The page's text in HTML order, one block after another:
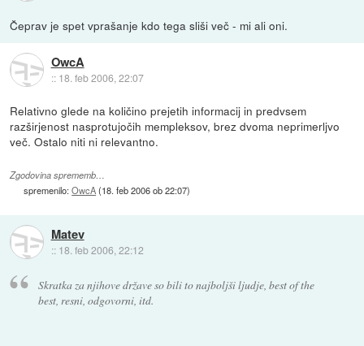
Čeprav je spet vprašanje kdo tega sliši več - mi ali oni.
OwcA
:: 18. feb 2006, 22:07
Relativno glede na količino prejetih informacij in predvsem
razširjenost nasprotujočih mempleksov, brez dvoma neprimerljvo
več. Ostalo niti ni relevantno.
Zgodovina sprememb…
spremenilo:OwcA(18. feb 2006 ob 22:07)
Matev
:: 18. feb 2006, 22:12
Skratka za njihove države so bili to najboljši ljudje, best of the
best, resni, odgovorni, itd.